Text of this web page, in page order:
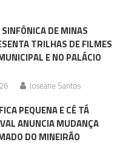
DE MINAS
TRILHAS DE FILMES
E NO PALÁCIO
Joseane Santos
PEQUENA E CÊ TÁ
ANUNCIA MUDANÇA
DO MINEIRÃO